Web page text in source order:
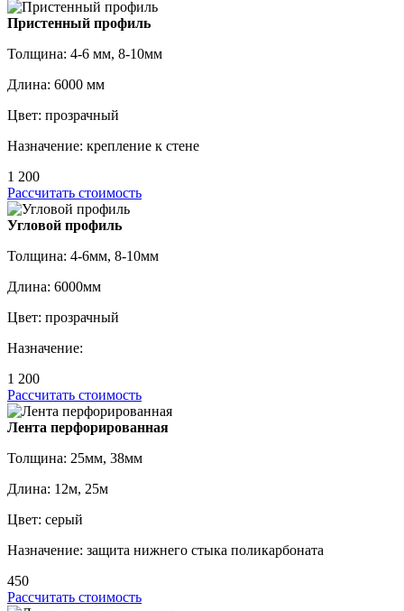
Пристенный профиль
Толщина: 4-6 мм, 8-10мм
Длина: 6000 мм
Цвет: прозрачный
Назначение: крепление к стене
1 200
Рассчитать стоимость
Угловой профиль
Толщина: 4-6мм, 8-10мм
Длина: 6000мм
Цвет: прозрачный
Назначение:
1 200
Рассчитать стоимость
Лента перфорированная
Толщина: 25мм, 38мм
Длина: 12м, 25м
Цвет: серый
Назначение: защита нижнего стыка поликарбоната
450
Рассчитать стоимость